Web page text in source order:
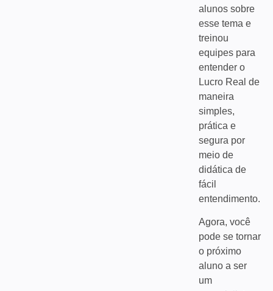
alunos sobre
esse tema e
treinou
equipes para
entender o
Lucro Real de
maneira
simples,
prática e
segura por
meio de
didática de
fácil
entendimento.
Agora, você
pode se tornar
o próximo
aluno a ser
um